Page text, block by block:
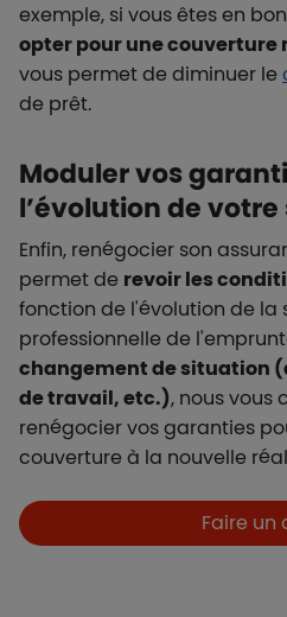
exemple, si vous êtes en
opter pour une couverture
vous permet de diminuer le
de prêt.
Moduler vos
l’évolution de
Enfin, renégocier son
permet de revoir les
fonction de l'évolution de la
professionnelle de
changement de situation
de travail, etc.), nous vous
renégocier vos garanties
couverture à la nouvelle
Boutons et liens
Faire un